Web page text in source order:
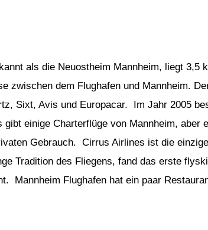
als die Neuostheim Mannheim, liegt 3,5
zwischen dem Flughafen und Mannheim.
Sixt, Avis und Europacar. Im Jahr 2005
einige Charterflüge von Mannheim, aber
Gebrauch. Cirrus Airlines ist die
Tradition des Fliegens, fand das erste
Mannheim Flughafen hat ein paar